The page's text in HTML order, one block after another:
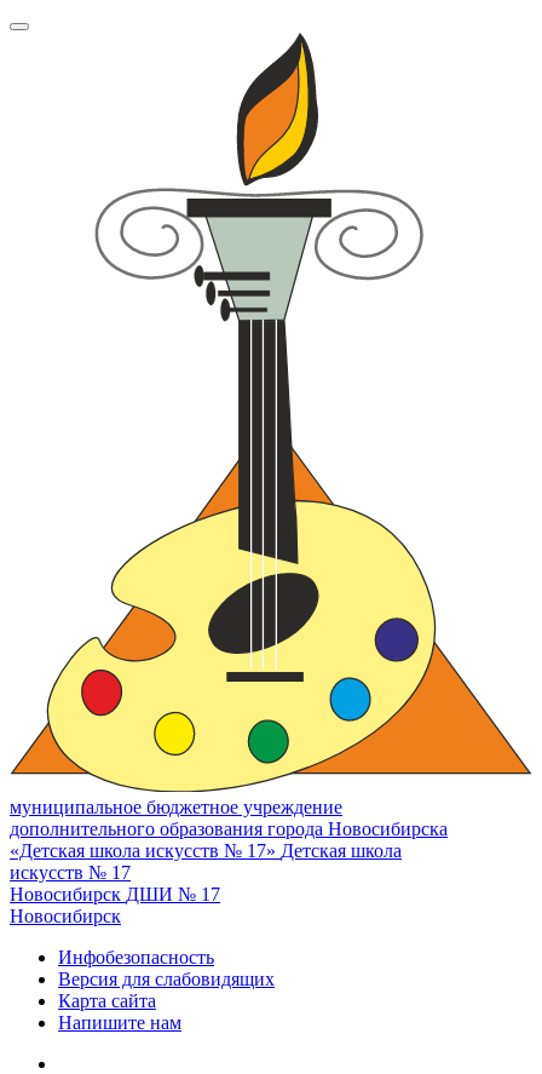
муниципальное бюджетное учреждение
дополнительного образования города Новосибирска
«Детская школа искусств № 17» Детская школа
искусств № 17
Новосибирск ДШИ № 17
Новосибирск
Инфобезопасность
Версия для слабовидящих
Карта сайта
Напишите нам